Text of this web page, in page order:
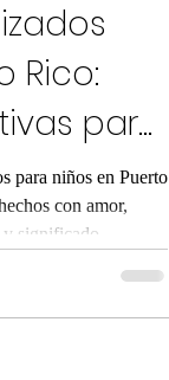
Rico:
para
para niños en Puerto
con amor,
significado.